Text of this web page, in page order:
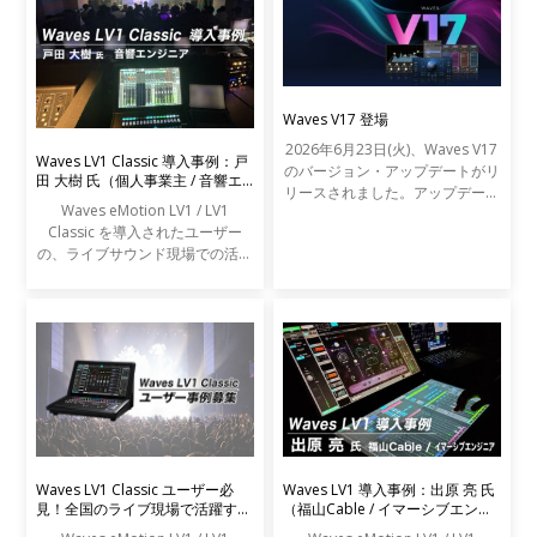
Waves LV1 Classic 導入事例：戸
田 大樹 氏（個人事業主 / 音響エ
Waves eMotion LV1 / LV1
Classic を導入されたユーザー
の、ライブサウンド現場での活用
Waves V17 登場
2026年6月23日(火)、Waves V17
のバージョン・アップデートがリ
リースされました。アップデート
Waves LV1 Classic ユーザー必
見！全国のライブ現場で活躍する
Waves LV1 導入事例：出原 亮 氏
（福山Cable / イマーシブエンジ